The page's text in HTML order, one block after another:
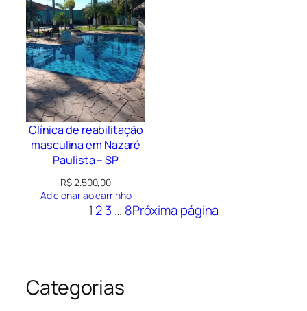
Clínica de reabilitação
masculina em Nazaré
Paulista – SP
R$2.500,00
Adicionar ao carrinho
1 23 … 8Próxima página
Categorias